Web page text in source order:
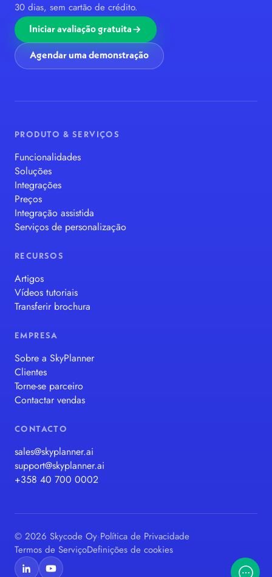
30 dias, sem cartão de crédito.
Iniciar avaliação gratuita
Agendar uma demonstração
PRODUTO & SERVIÇOS
Funcionalidades
Soluções
Integrações
Preços
Integração assistida
Serviços de personalização
RECURSOS
Artigos
Vídeos tutoriais
Transferir brochura
EMPRESA
Sobre a SkyPlanner
Clientes
Torne-se parceiro
Contactar vendas
CONTACTO
sales@skyplanner.ai
support@skyplanner.ai
+358 40 700 0002
© 2026 Skycode Oy·Política de Privacidade
Termos de ServiçoDefinições de cookies